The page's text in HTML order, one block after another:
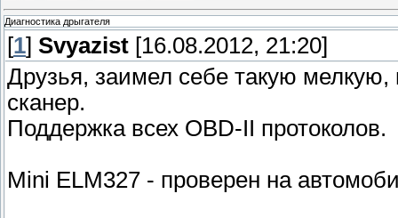
Диагностика дрыгателя
[1] Svyazist [16.08.2012, 21:20]
Друзья, заимел себе такую мелкую,
сканер.
Поддержка всех OBD-II протоколов.
Mini ELM327 - проверен на